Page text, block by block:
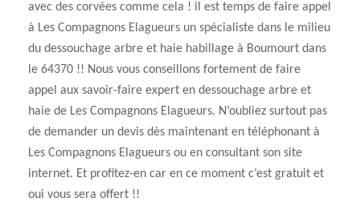
avec des corvées comme cela ! il est temps de faire appel
à Les Compagnons Elagueurs un spécialiste dans le milieu
du dessouchage arbre et haie habillage à Boumourt dans
le 64370 !! Nous vous conseillons fortement de faire
appel aux savoir-faire expert en dessouchage arbre et
haie de Les Compagnons Elagueurs. N’oubliez surtout pas
de demander un devis dès maintenant en téléphonant à
Les Compagnons Elagueurs ou en consultant son site
internet. Et profitez-en car en ce moment c’est gratuit et
oui vous sera offert !!